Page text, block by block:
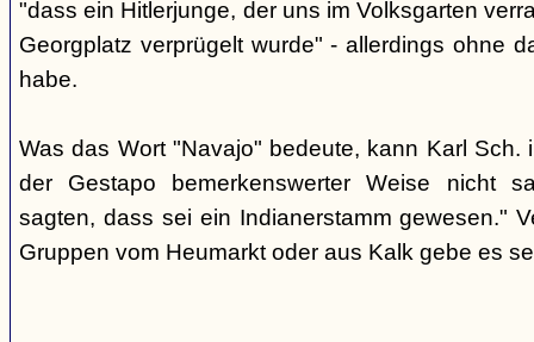
"dass ein Hitlerjunge, der uns im Volksgarten
Georgplatz verprügelt wurde" - allerdings ohne
habe.
Was das Wort "Navajo" bedeute, kann Karl Sch.
der Gestapo bemerkenswerter Weise nicht
sagten, dass sei ein Indianerstamm gewesen."
Gruppen vom Heumarkt oder aus Kalk gebe es